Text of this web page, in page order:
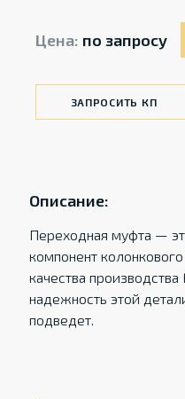
Цена: по запросу
ЗАПРОСИТЬ КП
Описание:
Переходная муфта —
компонент
качества
надежность этой
подведет.